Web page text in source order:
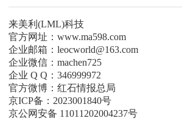
来美利(LML)科技
官方网址：www.ma598.com
企业邮箱：leocworld@163.com
企业微信：machen725
企业 Q Q：346999972
官方微博：红石情报总局
京ICP备：2023001840号
京公网安备 11011202004237号